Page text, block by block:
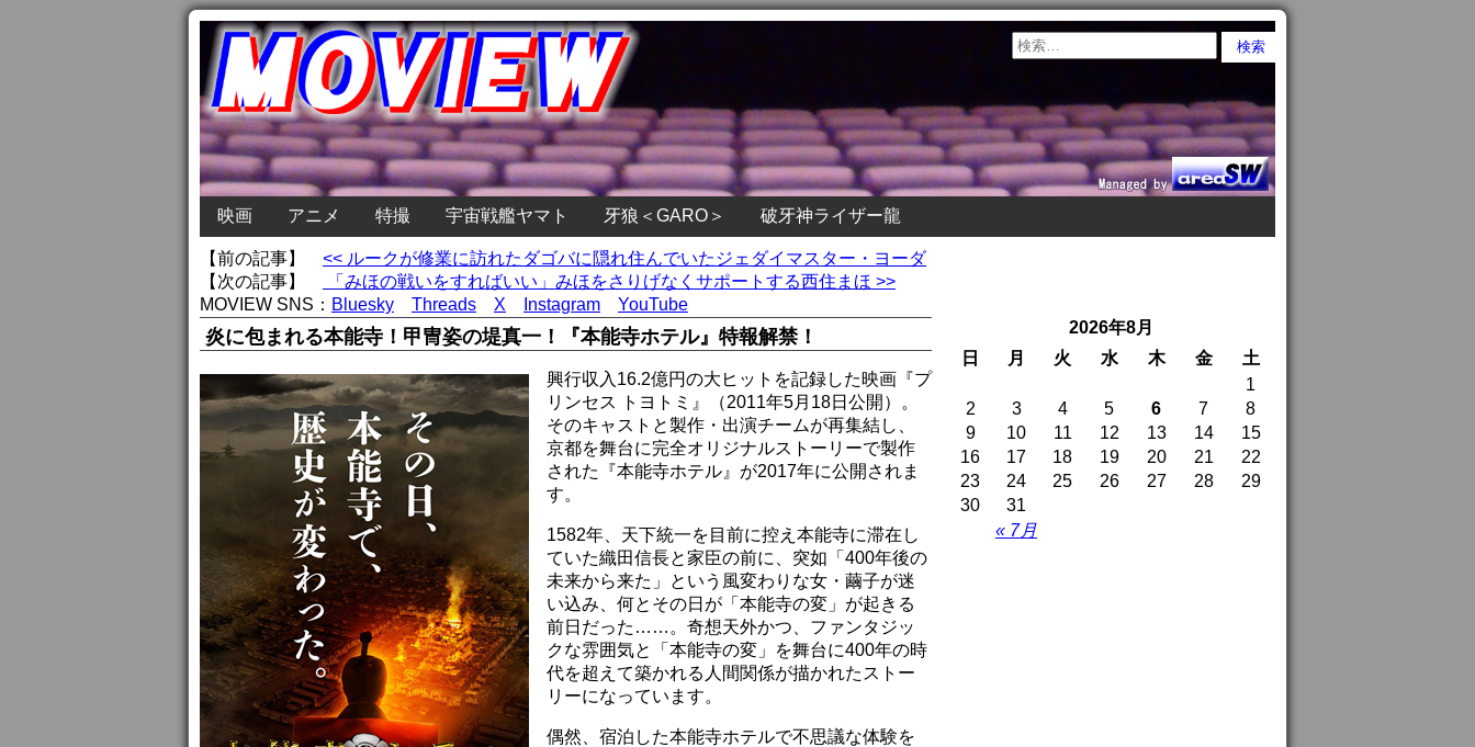
映画 アニメ 特撮 宇宙戦艦ヤマト 牙狼＜GARO＞ 破牙神ライザー龍
【前の記事】 << ルークが修業に訪れたダゴバに隠れ住んでいたジェダイマスター・ヨーダ
【次の記事】
「みほの戦いをすればいい」みほをさりげなくサポートする西住まほ >>
MOVIEW SNS： Bluesky Threads X Instagram YouTube
炎に包まれる本能寺！甲冑姿の堤真一！『本能寺ホテル』特報解禁！
興行収入16.2億円の大ヒットを記録した映画『プ
リンセス トヨトミ』（2011年5月18日公開）。
そのキャストと製作・出演チームが再集結し、
京都を舞台に完全オリジナルストーリーで製作
された『本能寺ホテル』が2017年に公開されま
す。
1582年、天下統一を目前に控え本能寺に滞在し
ていた織田信長と家臣の前に、突如「400年後の
未来から来た」という風変わりな女・繭子が迷
い込み、何とその日が「本能寺の変」が起きる
前日だった……。奇想天外かつ、ファンタジッ
クな雰囲気と「本能寺の変」を舞台に400年の時
代を超えて築かれる人間関係が描かれたストー
リーになっています。
偶然、宿泊した本能寺ホテルで不思議な体験を
2026年8月
日
月 火 水 木 金 土
« 7月
1
2
3 4 5 6 7
8
9
10 11 12 13 14
15
16
17 18 19 20 21
22
23
24 25 26 27 28
29
30
31